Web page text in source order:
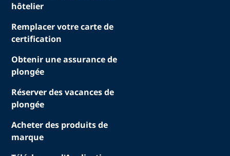
hôtelier
Remplacer votre carte de
certification
Obtenir une assurance de
plongée
Réserver des vacances de
plongée
Acheter des produits de
marque